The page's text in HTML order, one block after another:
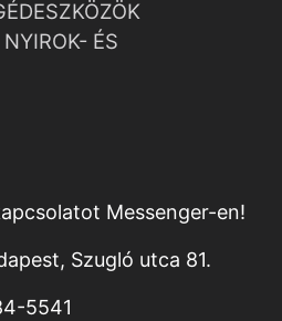
ÉS
Messenger-en!
Szugló utca 81.
5541